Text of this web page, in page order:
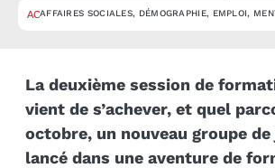
ACTUALITÉ
AFFAIRES SOCIALES, DÉMOGRAPHIE, EMPLOI,
La deuxième session de
vient de s’achever, et quel
octobre, un nouveau groupe de
lancé dans une aventure de